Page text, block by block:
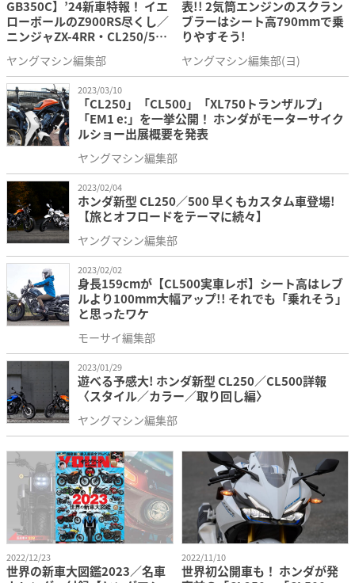
GB350C】’24新車特報！ イエ
ローボールのZ900RS尽くし／
ニンジャZX-4RR・CL250/500
【ヤングマシン’23年9月号は
7/24発売】
ヤングマシン編集部
表!! 2気筒エンジンのスクラン
ブラーはシート高790mmで乗
りやすそう!
ヤングマシン編集部(ヨ)
2023/03/10
「CL250」「CL500」「XL750トランザルプ」
「EM1 e:」を一挙公開！ ホンダがモーターサイク
ルショー出展概要を発表
ヤングマシン編集部
2023/02/04
ホンダ新型 CL250／500 早くもカスタム車登場!
【旅とオフロードをテーマに続々】
ヤングマシン編集部
2023/02/02
身長159cmが【CL500実車レポ】シート高はレブ
ルより100mm大幅アップ!! それでも「乗れそう」
と思ったワケ
モーサイ編集部
2023/01/29
遊べる予感大! ホンダ新型 CL250／CL500詳報
〈スタイル／カラー／取り回し編〉
ヤングマシン編集部
2022/12/23
世界の新車大図鑑2023／名車
2022/11/10
世界初公開車も！ ホンダが発